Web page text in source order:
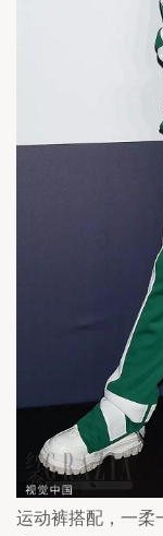
运动裤搭配，一柔